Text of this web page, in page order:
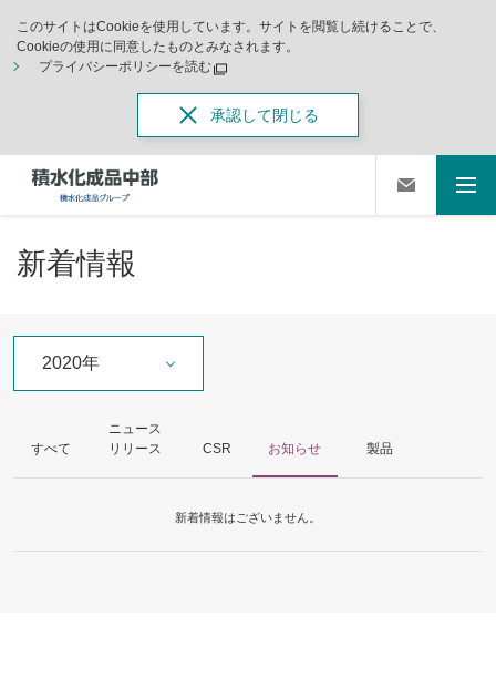
このサイトはCookieを使用しています。サイトを閲覧し続けることで、
Cookieの使用に同意したものとみなされます。
プライバシーポリシーを読む
承認して閉じる
新着情報
2020年
すべて
ニュース
リリース
CSR お知らせ 製品
新着情報はございません。